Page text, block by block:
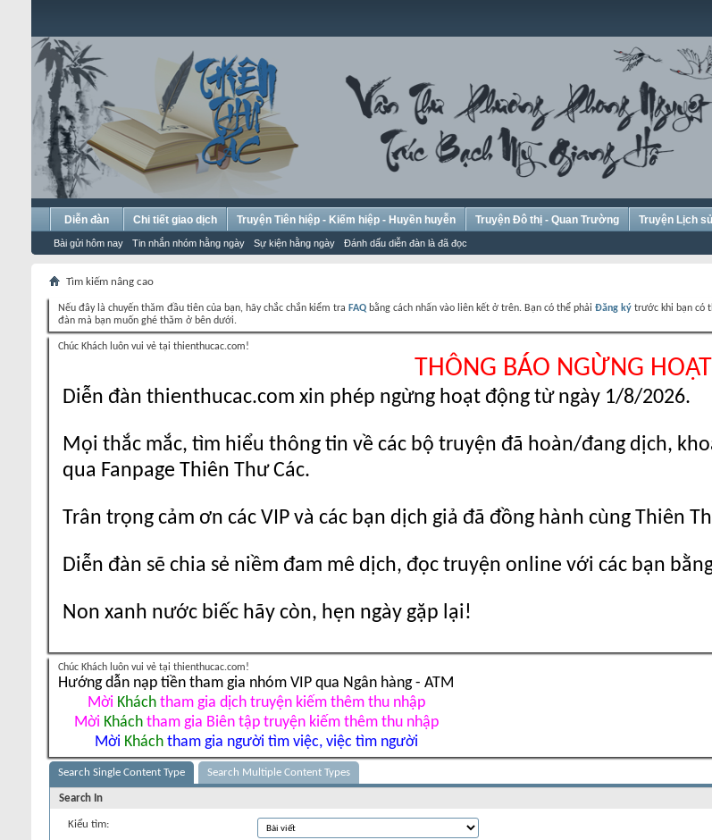
Diễn đàn Chi tiết giao dịch Truyện Tiên hiệp - Kiếm hiệp - Huyền huyễn Truyện Đô thị - Quan Trường Truyện Lịch
Bài gửi hôm nay Tin nhắn nhóm hằng ngày Sự kiện hằng ngày Đánh dấu diễn đàn là đã đọc
Tìm kiếm nâng cao
Nếu đây là chuyến thăm đầu tiên của bạn, hãy chắc chắn kiểm tra FAQ bằng cách nhấn vào liên kết ở trên. Bạn có thể phải Đăng ký trước khi bạn có
đàn mà bạn muốn ghé thăm ở bên dưới.
Chúc Khách luôn vui vẻ tại thienthucac.com!
THÔNG BÁO NGỪNG
Diễn đàn thienthucac.com xin phép ngừng hoạt động từ ngày 1/8/2026.
Mọi thắc mắc, tìm hiểu thông tin về các bộ truyện đã hoàn/đang dịch,
qua Fanpage Thiên Thư Các.
Trân trọng cảm ơn các VIP và các bạn dịch giả đã đồng hành cùng Thiên
Diễn đàn sẽ chia sẻ niềm đam mê dịch, đọc truyện online với các bạn
Non xanh nước biếc hãy còn, hẹn ngày gặp lại!
Chúc Khách luôn vui vẻ tại thienthucac.com!
Hướng dẫn nạp tiền tham gia nhóm VIP qua Ngân hàng - ATM
Mời Kháchtham gia dịch truyện kiếm thêm thu nhập
Mời Kháchtham gia Biên tập truyện kiếm thêm thu nhập
Mời Kháchtham gia người tìm việc, việc tìm người
Search Single Content Type Search Multiple Content Types
Search In
Kiểu tìm: